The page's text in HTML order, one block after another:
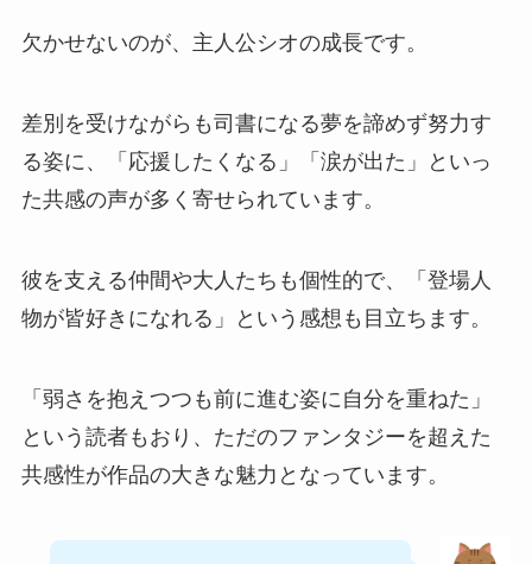
欠かせないのが、主人公シオの成長です。
差別を受けながらも司書になる夢を諦めず努力す
る姿に、「応援したくなる」「涙が出た」といっ
た共感の声が多く寄せられています。
彼を支える仲間や大人たちも個性的で、「登場人
物が皆好きになれる」という感想も目立ちます。
「弱さを抱えつつも前に進む姿に自分を重ねた」
という読者もおり、ただのファンタジーを超えた
共感性が作品の大きな魅力となっています。